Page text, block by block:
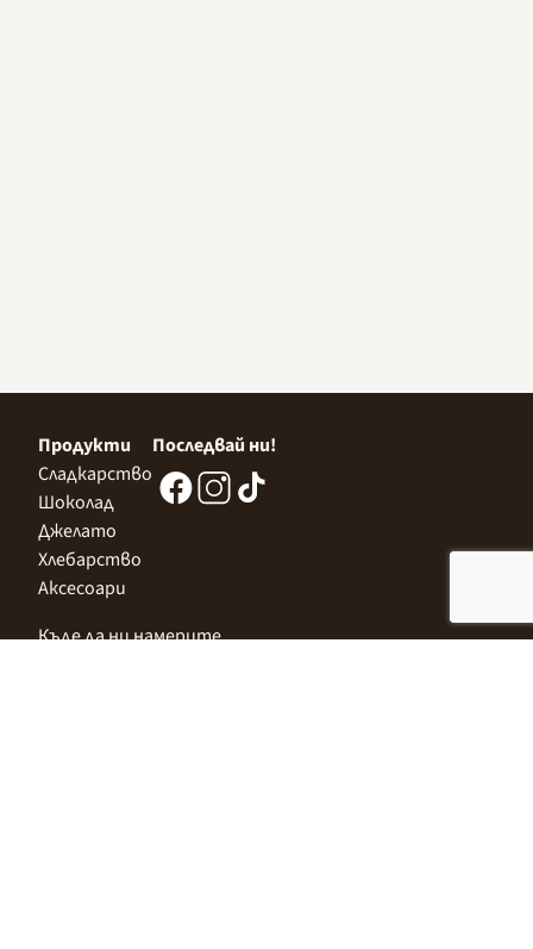
Продукти
Сладкарство
Шоколад
Джелато
Хлебарство
Аксесоари
Последвай ни!
Къде да ни намерите